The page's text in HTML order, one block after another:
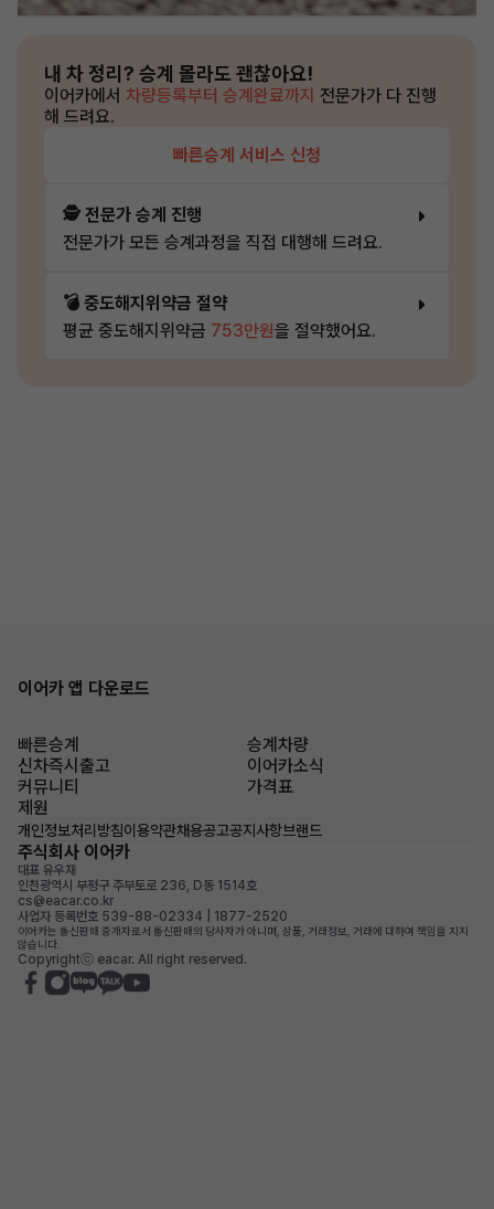
내 차 정리? 승계 몰라도 괜찮아요!
이어카에서 차량등록부터 승계완료까지 전문가가 다 진행
해 드려요.
빠른승계 서비스 신청
🕵️ 전문가 승계 진행
전문가가 모든 승계과정을 직접 대행해 드려요.
💣 중도해지위약금 절약
평균 중도해지위약금 753만원을 절약했어요.
이어카 앱 다운로드
빠른승계
승계차량
신차즉시출고
이어카소식
커뮤니티
가격표
제원
개인정보처리방침이용약관채용공고공지사항브랜드
주식회사 이어카
대표 유우재
인천광역시 부평구 주부토로 236, D동 1514호
cs@eacar.co.kr
사업자 등록번호 539-88-02334 | 1877-2520
이어카는 통신판매 중개자로서 통신판매의 당사자가 아니며, 상품, 거래정보, 거래에 대하여 책임을 지지
않습니다.
Copyrightⓒ eacar. All right reserved.